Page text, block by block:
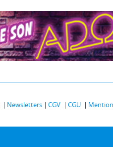
Newsletters CGV CGU